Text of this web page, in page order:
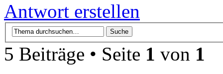
Antwort erstellen
5 Beiträge • Seite 1 von 1